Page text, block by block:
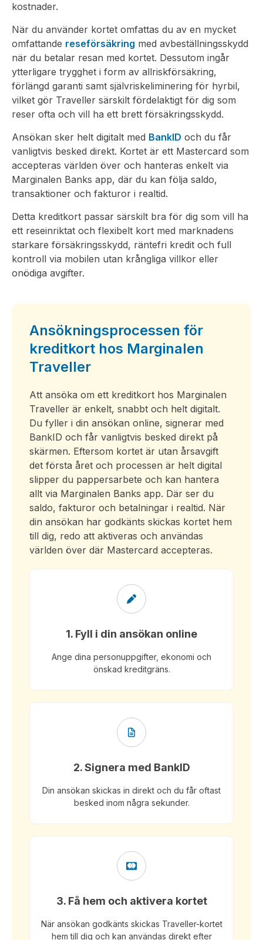
kostnader.
När du använder kortet omfattas du av en mycket
omfattande reseförsäkring med avbeställningsskydd
när du betalar resan med kortet. Dessutom ingår
ytterligare trygghet i form av allriskförsäkring,
förlängd garanti samt självriskeliminering för hyrbil,
vilket gör Traveller särskilt fördelaktigt för dig som
reser ofta och vill ha ett brett försäkringsskydd.
Ansökan sker helt digitalt med BankID och du får
vanligtvis besked direkt. Kortet är ett Mastercard som
accepteras världen över och hanteras enkelt via
Marginalen Banks app, där du kan följa saldo,
transaktioner och fakturor i realtid.
Detta kreditkort passar särskilt bra för dig som vill ha
ett reseinriktat och flexibelt kort med marknadens
starkare försäkringsskydd, räntefri kredit och full
kontroll via mobilen utan krångliga villkor eller
onödiga avgifter.
Ansökningsprocessen för
kreditkort hos Marginalen
Traveller
Att ansöka om ett kreditkort hos Marginalen
Traveller är enkelt, snabbt och helt digitalt.
Du fyller i din ansökan online, signerar med
BankID och får vanligtvis besked direkt på
skärmen. Eftersom kortet är utan årsavgift
det första året och processen är helt digital
slipper du pappersarbete och kan hantera
allt via Marginalen Banks app. Där ser du
saldo, fakturor och betalningar i realtid. När
din ansökan har godkänts skickas kortet hem
till dig, redo att aktiveras och användas
världen över där Mastercard accepteras.
1. Fyll i din ansökan online
Ange dina personuppgifter, ekonomi och
önskad kreditgräns.
2. Signera med BankID
Din ansökan skickas in direkt och du får oftast
besked inom några sekunder.
3. Få hem och aktivera kortet
När ansökan godkänts skickas Traveller-kortet
hem till dig och kan användas direkt efter